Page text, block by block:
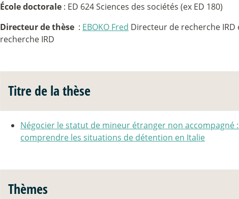
École doctorale : ED 624 Sciences des sociétés (ex ED 180)
Directeur de thèse : EBOKO Fred Directeur de recherche IRD
recherche IRD
Titre de la thèse
Négocier le statut de mineur étranger non accompagné
comprendre les situations de détention en Italie
Thèmes